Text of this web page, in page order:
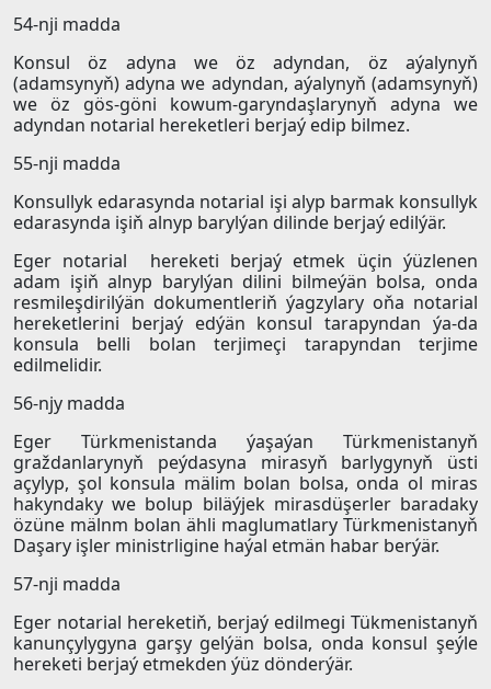
54-nji madda
Konsul öz adyna we öz adyndan, öz aýalynyň
(adamsynyň) adyna we adyndan, aýalynyň (adamsynyň)
we öz gös-göni kowum-garyndaşlarynyň adyna we
adyndan notarial hereketleri berjaý edip bilmez.
55-nji madda
Konsullyk edarasynda notarial işi alyp barmak konsullyk
edarasynda işiň alnyp barylýan dilinde berjaý edilýär.
Eger notarial hereketi berjaý etmek üçin ýüzlenen
adam işiň alnyp barylýan dilini bilmeýän bolsa, onda
resmileşdirilýän dokumentleriň ýagzylary oňa notarial
hereketlerini berjaý edýän konsul tarapyndan ýa-da
konsula belli bolan terjimeçi tarapyndan terjime
edilmelidir.
56-njy madda
Eger Türkmenistanda ýaşaýan Türkmenistanyň
graždanlarynyň peýdasyna mirasyň barlygynyň üsti
açylyp, şol konsula mälim bolan bolsa, onda ol miras
hakyndaky we bolup biläýjek mirasdüşerler baradaky
özüne mälnm bolan ähli maglumatlary Türkmenistanyň
Daşary işler ministrligine haýal etmän habar berýär.
57-nji madda
Eger notarial hereketiň, berjaý edilmegi Tükmenistanyň
kanunçylygyna garşy gelýän bolsa, onda konsul şeýle
hereketi berjaý etmekden ýüz dönderýär.